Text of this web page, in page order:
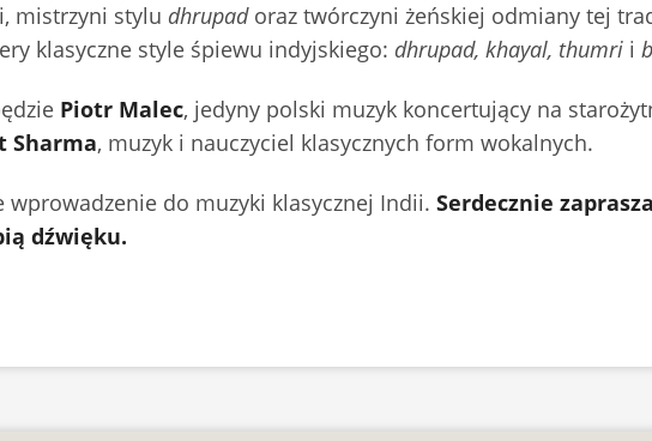
mistrzyni stylu dhrupadoraz twórczyni żeńskiej odmiany tej
klasyczne style śpiewu indyjskiego: dhrupad, khayal, thumri i
Piotr Malec, jedyny polski muzyk koncertujący na
Sharma, muzyk i nauczyciel klasycznych form wokalnych.
wprowadzenie do muzyki klasycznej Indii. Serdecznie
dźwięku.